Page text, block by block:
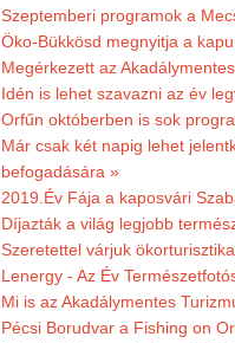
Szeptemberi programok a
Öko-Bükkösd megnyitja a
Megérkezett az
Idén is lehet szavazni az év
Orfűn októberben is sok
Már csak két napig lehet
befogadására »
2019.Év Fája a kaposvári
Díjazták a világ legjobb
Szeretettel várjuk
Lenergy - Az Év
Mi is az Akadálymentes
Pécsi Borudvar a Fishing on